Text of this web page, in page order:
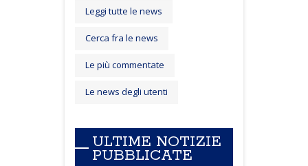
Leggi tutte le news
Cerca fra le news
Le più commentate
Le news degli utenti
ULTIME NOTIZIE
PUBBLICATE